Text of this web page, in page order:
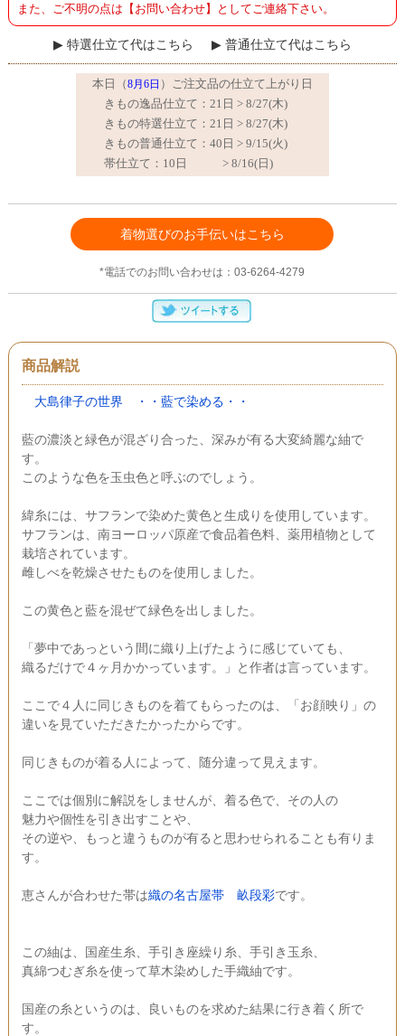
また、ご不明の点は【お問い合わせ】としてご連絡下さい。
特選仕立て代はこちら 普通仕立て代はこちら
着物選びのお手伝いはこちら
*電話でのお問い合わせは：03-6264-4279
商品解説
大島律子の世界 ・・藍で染める・・
藍の濃淡と緑色が混ざり合った、深みが有る大変綺麗な紬で
す。
このような色を玉虫色と呼ぶのでしょう。
緯糸には、サフランで染めた黄色と生成りを使用しています。
サフランは、南ヨーロッパ原産で食品着色料、薬用植物として
栽培されています。
雌しべを乾燥させたものを使用しました。
この黄色と藍を混ぜて緑色を出しました。
「夢中であっという間に織り上げたように感じていても、
織るだけで４ヶ月かかっています。」と作者は言っています。
ここで４人に同じきものを着てもらったのは、「お顔映り」の
違いを見ていただきたかったからです。
同じきものが着る人によって、随分違って見えます。
ここでは個別に解説をしませんが、着る色で、その人の
魅力や個性を引き出すことや、
その逆や、もっと違うものが有ると思わせられることも有りま
す。
恵さんが合わせた帯は織の名古屋帯 畝段彩です。
この紬は、国産生糸、手引き座繰り糸、手引き玉糸、
真綿つむぎ糸を使って草木染めした手織紬です。
国産の糸というのは、良いものを求めた結果に行き着く所で
す。